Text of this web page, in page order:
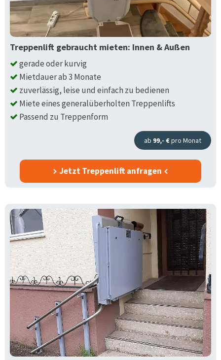
Treppenlift gebraucht mieten: Innen & Außen
gerade oder kurvig
Mietdauer ab 3 Monate
zuverlässig, leise und einfach zu bedienen
Miete eines generalüberholten Treppenlifts
Passend zu Treppenform
ab 99,- €pro Monat
Jetzt Treppenlift anfragen